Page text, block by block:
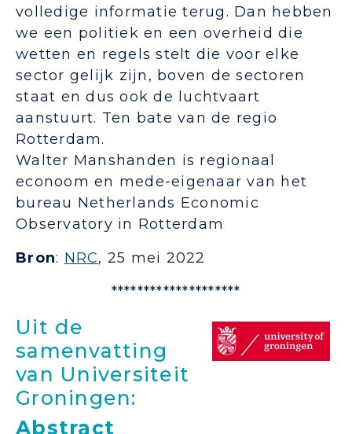
volledige informatie terug. Dan hebben
we een politiek en een overheid die
wetten en regels stelt die voor elke
sector gelijk zijn, boven de sectoren
staat en dus ook de luchtvaart
aanstuurt. Ten bate van de regio
Rotterdam.
Walter Manshanden is regionaal
econoom en mede-eigenaar van het
bureau Netherlands Economic
Observatory in Rotterdam
Bron: NRC, 25 mei 2022
********************
Uit de
samenvatting
van Universiteit
Groningen:
Abstract